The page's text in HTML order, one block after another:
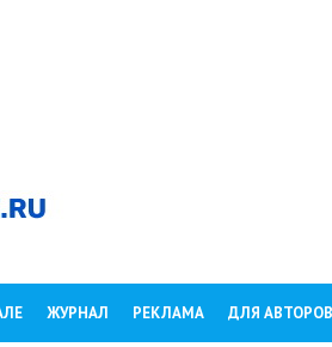
ЖУРНАЛ РЕКЛАМА ДЛЯ АВТОРОВ